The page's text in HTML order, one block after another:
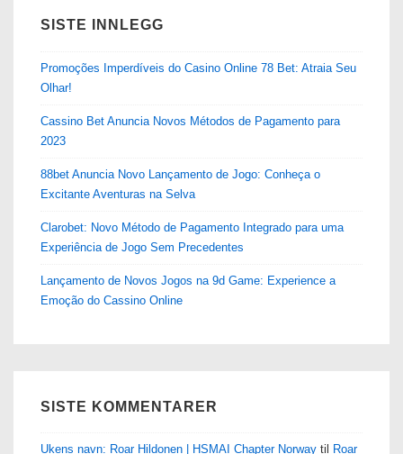
SISTE INNLEGG
Promoções Imperdíveis do Casino Online 78 Bet: Atraia Seu
Olhar!
Cassino Bet Anuncia Novos Métodos de Pagamento para
2023
88bet Anuncia Novo Lançamento de Jogo: Conheça o
Excitante Aventuras na Selva
Clarobet: Novo Método de Pagamento Integrado para uma
Experiência de Jogo Sem Precedentes
Lançamento de Novos Jogos na 9d Game: Experience a
Emoção do Cassino Online
SISTE KOMMENTARER
Ukens navn: Roar Hildonen | HSMAI Chapter Norway til Roar